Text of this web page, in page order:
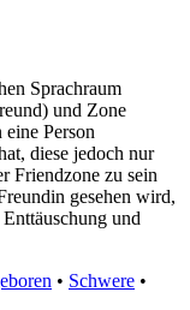
Sprachraum
und Zone
Person
diese jedoch nur
Friendzone zu sein
gesehen wird,
und
• Schwere •